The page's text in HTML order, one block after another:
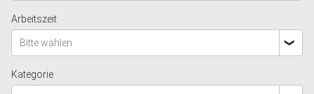
Arbeitszeit
Bitte wählen
Kategorie